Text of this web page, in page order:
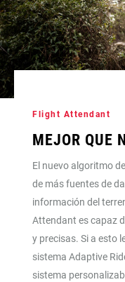
Flight Attendant
MEJOR QUE
El nuevo algoritmo
de más fuentes de
información del
Attendant es capaz
y precisas. Si a esto
sistema Adaptive
sistema